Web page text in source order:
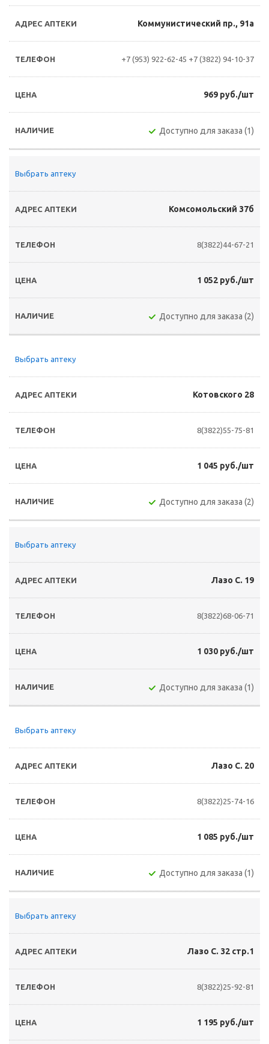
Коммунистический пр., 91а
+7 (953) 922-62-45 +7 (3822) 94-10-37
969 руб./шт
Доступно для заказа (1)
Выбрать аптеку
Комсомольский 37б
8(3822)44-67-21
1 052 руб./шт
Доступно для заказа (2)
Выбрать аптеку
Котовского 28
8(3822)55-75-81
1 045 руб./шт
Доступно для заказа (2)
Выбрать аптеку
Лазо С. 19
8(3822)68-06-71
1 030 руб./шт
Доступно для заказа (1)
Выбрать аптеку
Лазо С. 20
8(3822)25-74-16
1 085 руб./шт
Доступно для заказа (1)
Выбрать аптеку
Лазо С. 32 стр.1
8(3822)25-92-81
1 195 руб./шт